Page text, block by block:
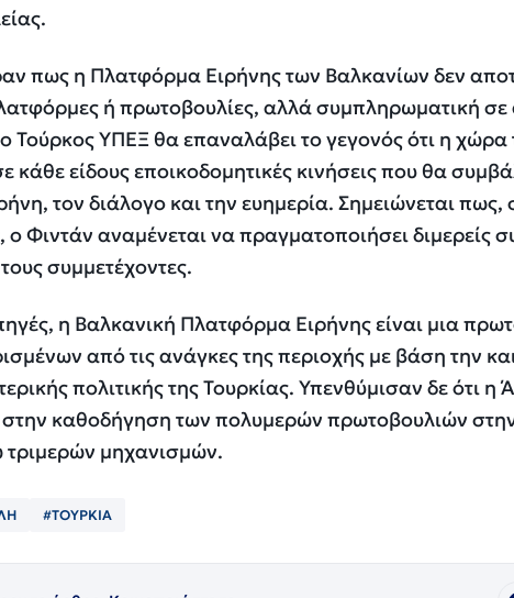
πως η Πλατφόρμα Ειρήνης των Βαλκανίων δεν
ή πρωτοβουλίες, αλλά συμπληρωματική σε
Τούρκος ΥΠΕΞ θα επαναλάβει το γεγονός ότι η χώρα
κάθε είδους εποικοδομητικές κινήσεις που θα
τον διάλογο και την ευημερία. Σημειώνεται πως,
Φιντάν αναμένεται να πραγματοποιήσει διμερείς
συμμετέχοντες.
η Βαλκανική Πλατφόρμα Ειρήνης είναι μια
από τις ανάγκες της περιοχής με βάση την
πολιτικής της Τουρκίας. Υπενθύμισαν δε ότι η
καθοδήγηση των πολυμερών πρωτοβουλιών
μηχανισμών.
#ΤΟΥΡΚΙΑ